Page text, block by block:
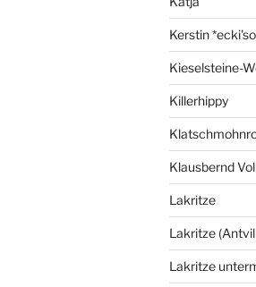
Kerstin
Kieselsteine-
Killerhippy
Klausbernd
Lakritze
Lakritze
Lakritze